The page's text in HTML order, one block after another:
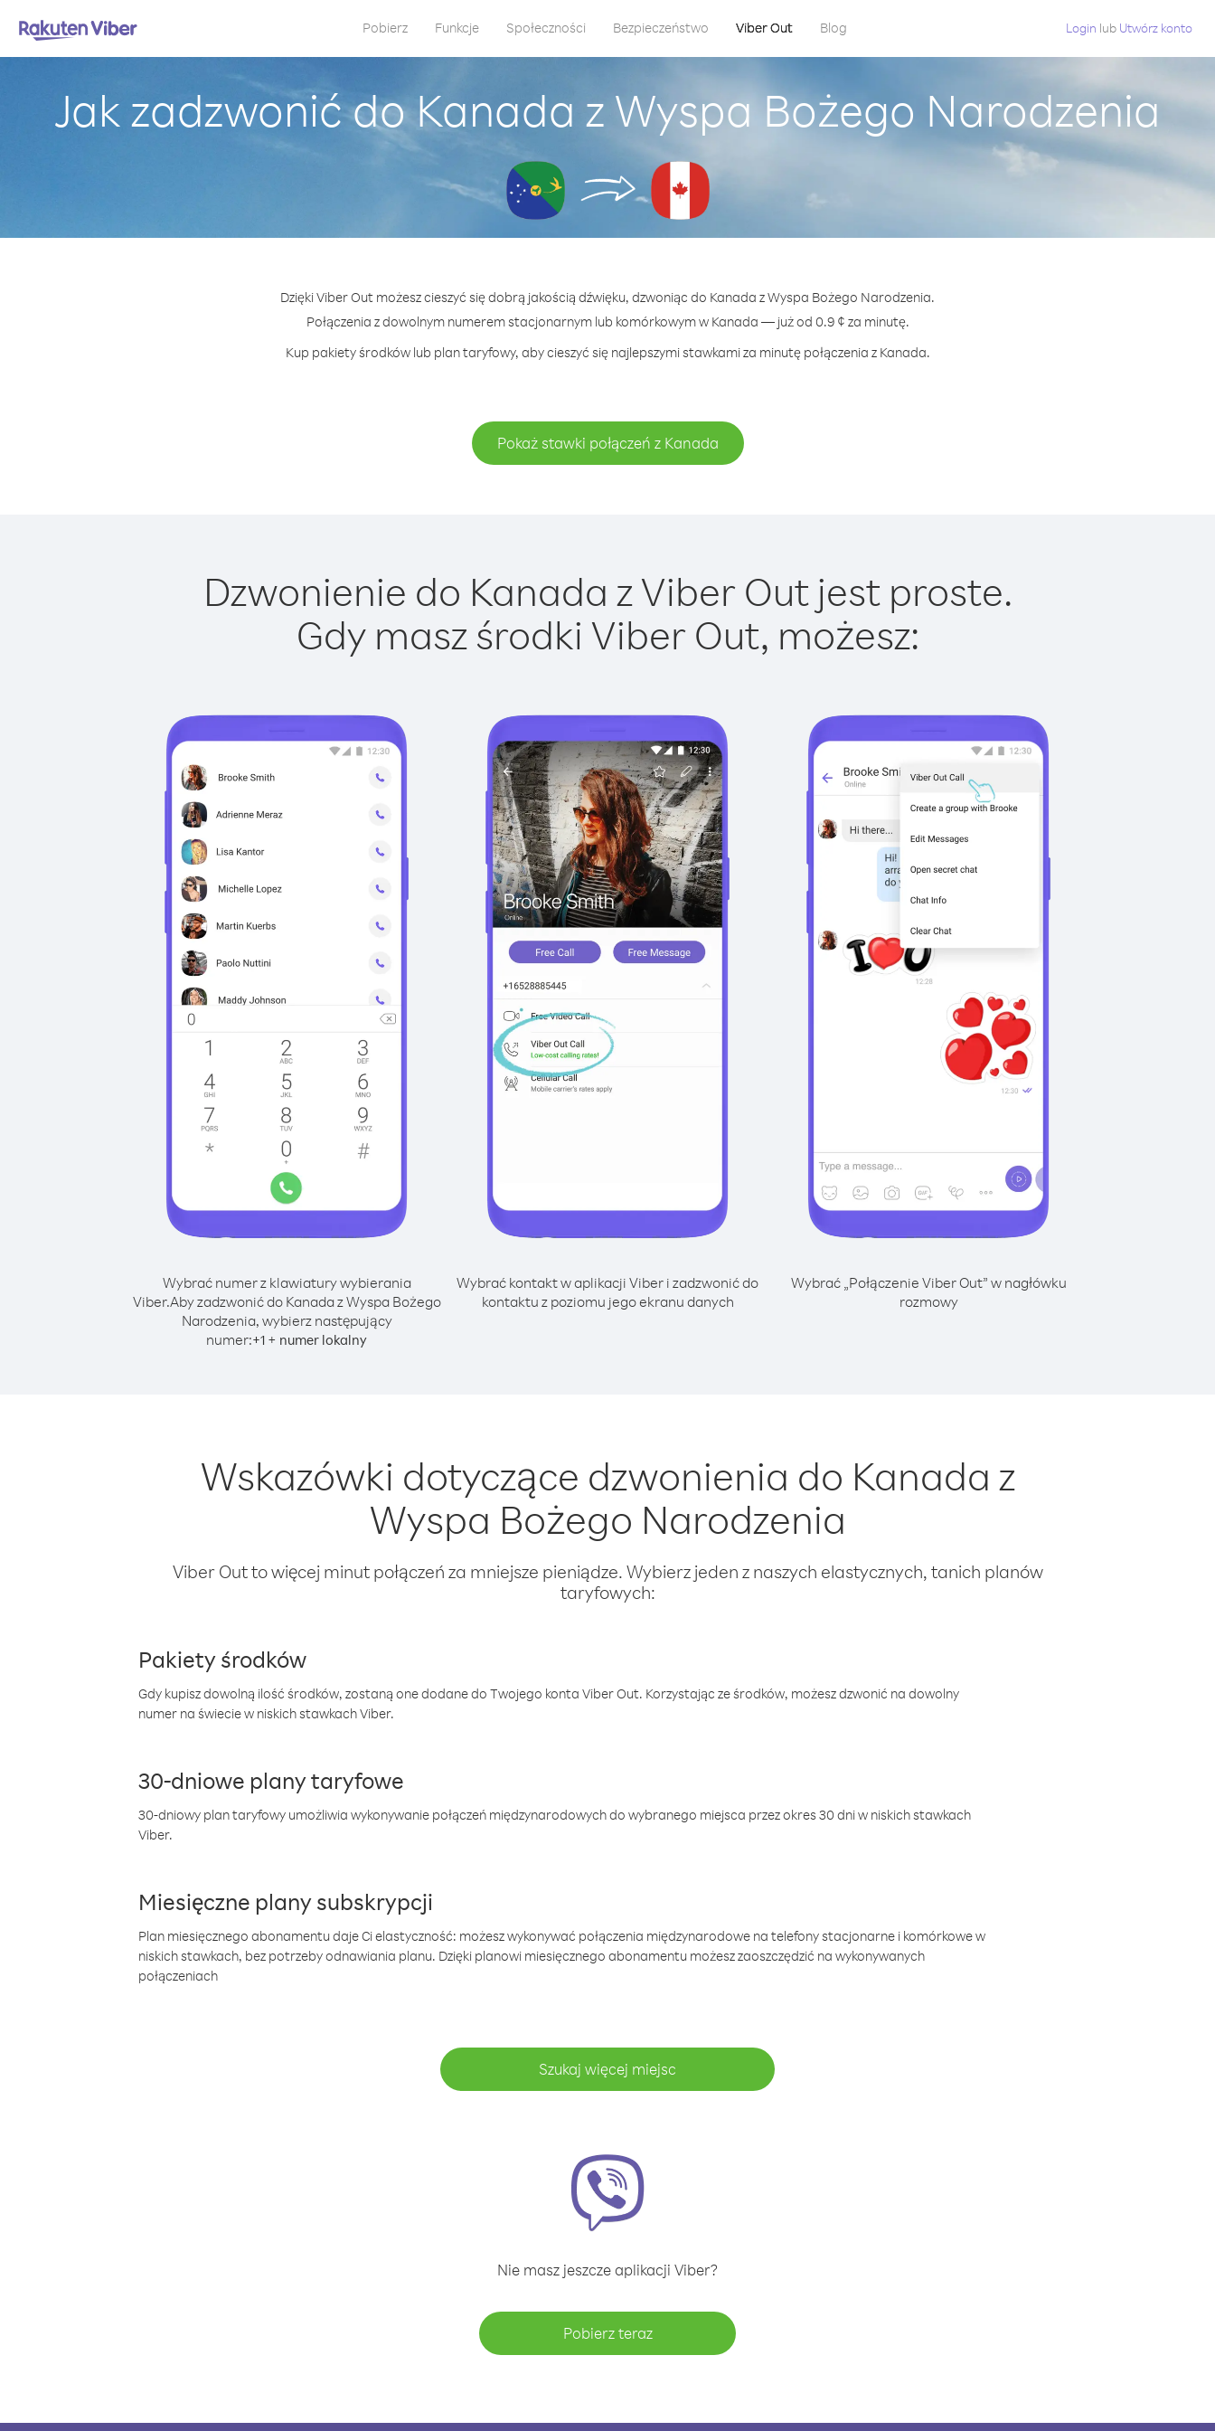
Pobierz Funkcje Społeczności Bezpieczeństwo Viber Out Blog Login lub Utwórz konto
Jak zadzwonić do Kanada z Wyspa Bożego Narodzenia
Dzięki Viber Out możesz cieszyć się dobrą jakością dźwięku, dzwoniąc do Kanada z Wyspa Bożego Narodzenia.
Połączenia z dowolnym numerem stacjonarnym lub komórkowym w Kanada — już od 0.9 ¢ za minutę.
Kup pakiety środków lub plan taryfowy, aby cieszyć się najlepszymi stawkami za minutę połączenia z Kanada.
Pokaż stawki połączeń z Kanada
Dzwonienie do Kanada z Viber Out jest proste.
Gdy masz środki Viber Out, możesz:
Wybrać numer z klawiatury wybierania
Viber.Aby zadzwonić do Kanada z Wyspa Bożego
Narodzenia, wybierz następujący
numer:+1 + numer lokalny
Wybrać kontakt w aplikacji Viber i zadzwonić do
kontaktu z poziomu jego ekranu danych
Wybrać „Połączenie Viber Out” w nagłówku
rozmowy
Wskazówki dotyczące dzwonienia do Kanada z
Wyspa Bożego Narodzenia
Viber Out to więcej minut połączeń za mniejsze pieniądze. Wybierz jeden z naszych elastycznych, tanich planów
taryfowych:
Pakiety środków
Gdy kupisz dowolną ilość środków, zostaną one dodane do Twojego konta Viber Out. Korzystając ze środków, możesz dzwonić na dowolny
numer na świecie w niskich stawkach Viber.
30-dniowe plany taryfowe
30-dniowy plan taryfowy umożliwia wykonywanie połączeń międzynarodowych do wybranego miejsca przez okres 30 dni w niskich stawkach
Viber.
Miesięczne plany subskrypcji
Plan miesięcznego abonamentu daje Ci elastyczność: możesz wykonywać połączenia międzynarodowe na telefony stacjonarne i komórkowe w
niskich stawkach, bez potrzeby odnawiania planu. Dzięki planowi miesięcznego abonamentu możesz zaoszczędzić na wykonywanych
połączeniach
Szukaj więcej miejsc
Nie masz jeszcze aplikacji Viber?
Pobierz teraz